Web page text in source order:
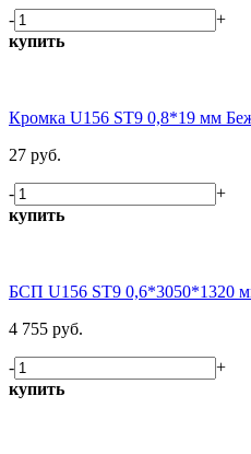
-
+
купить
Кромка U156 ST9 0,8*19 мм
27 руб.
-
+
купить
БСП U156 ST9 0,6*3050*1320
4 755 руб.
-
+
купить